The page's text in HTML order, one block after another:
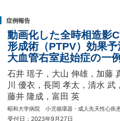
症例報告
動画化した全時相造影
形成術（PTPV）効果
大血管右室起始症の一例
石井 瑶子，大山 伸雄，加藤
川 優衣，長岡 孝太，清水 武
藤井 隆成，富田 英
昭和大学病院 小児循環器・成人先天性心疾
受付日：2023年9月27日